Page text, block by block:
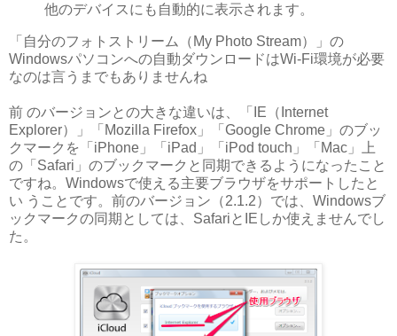
他のデバイスにも自動的に表示されます。
「自分のフォトストリーム（My Photo Stream）」の
Windowsパソコンへの自動ダウンロードはWi-Fi環境が必要
なのは言うまでもありませんね
前 のバージョンとの大きな違いは、「IE（Internet
Explorer）」「Mozilla Firefox」「Google Chrome」のブッ
クマークを「iPhone」「iPad」「iPod touch」「Mac」上
の「Safari」のブックマークと同期できるようになったこと
ですね。Windowsで使える主要ブラウザをサポートしたと
い うことです。前のバージョン（2.1.2）では、Windowsブ
ックマークの同期としては、SafariとIEしか使えませんでし
た。